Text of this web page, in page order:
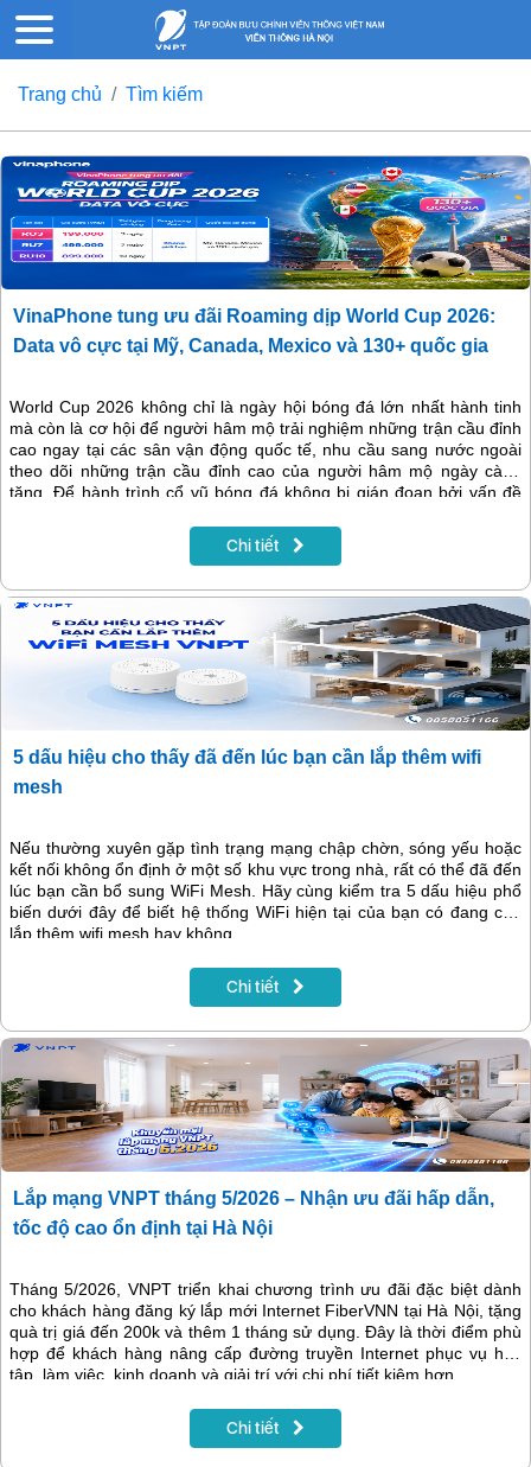
Trang chủ Tìm kiếm
VinaPhone tung ưu đãi Roaming dịp World Cup 2026:
Data vô cực tại Mỹ, Canada, Mexico và 130+ quốc gia
World Cup 2026 không chỉ là ngày hội bóng đá lớn nhất hành tinh
mà còn là cơ hội để người hâm mộ trải nghiệm những trận cầu đỉnh
cao ngay tại các sân vận động quốc tế, nhu cầu sang nước ngoài
theo dõi những trận cầu đỉnh cao của người hâm mộ ngày càng
tăng. Để hành trình cổ vũ bóng đá không bị gián đoạn bởi vấn đề
vùng quốc tế (Roaming) với thông điệp “Vi vu vô hạn - Kết nối
Chi tiết
5 dấu hiệu cho thấy đã đến lúc bạn cần lắp thêm wifi
mesh
Nếu thường xuyên gặp tình trạng mạng chập chờn, sóng yếu hoặc
kết nối không ổn định ở một số khu vực trong nhà, rất có thể đã đến
lúc bạn cần bổ sung WiFi Mesh. Hãy cùng kiểm tra 5 dấu hiệu phổ
biến dưới đây để biết hệ thống WiFi hiện tại của bạn có đang cần
lắp thêm wifi mesh hay không.
Chi tiết
Lắp mạng VNPT tháng 5/2026 – Nhận ưu đãi hấp dẫn,
tốc độ cao ổn định tại Hà Nội
Tháng 5/2026, VNPT triển khai chương trình ưu đãi đặc biệt dành
cho khách hàng đăng ký lắp mới Internet FiberVNN tại Hà Nội, tặng
quà trị giá đến 200k và thêm 1 tháng sử dụng. Đây là thời điểm phù
hợp để khách hàng nâng cấp đường truyền Internet phục vụ học
tập, làm việc, kinh doanh và giải trí với chi phí tiết kiệm hơn.
Chi tiết